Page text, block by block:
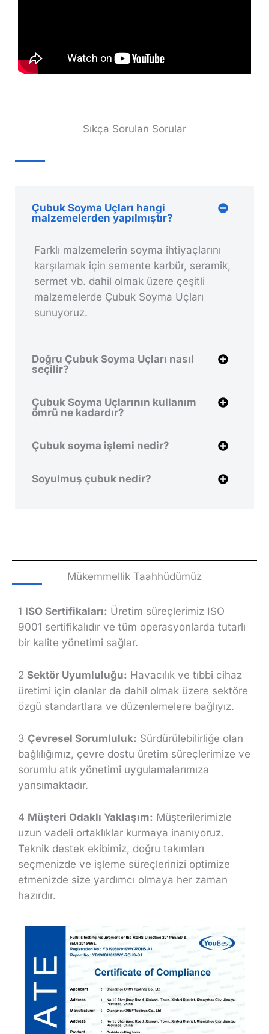
Sıkça Sorulan Sorular
Çubuk Soyma Uçları hangi
malzemelerden yapılmıştır?
Farklı malzemelerin soyma ihtiyaçlarını
karşılamak için semente karbür, seramik,
sermet vb. dahil olmak üzere çeşitli
malzemelerde Çubuk Soyma Uçları
sunuyoruz.
Doğru Çubuk Soyma Uçları nasıl
seçilir?
Çubuk Soyma Uçlarının kullanım
ömrü ne kadardır?
Çubuk soyma işlemi nedir?
Soyulmuş çubuk nedir?
Mükemmellik Taahhüdümüz
1 ISO Sertifikaları: Üretim süreçlerimiz ISO
9001 sertifikalıdır ve tüm operasyonlarda tutarlı
bir kalite yönetimi sağlar.
2 Sektör Uyumluluğu: Havacılık ve tıbbi cihaz
üretimi için olanlar da dahil olmak üzere sektöre
özgü standartlara ve düzenlemelere bağlıyız.
3 Çevresel Sorumluluk: Sürdürülebilirliğe olan
bağlılığımız, çevre dostu üretim süreçlerimize ve
sorumlu atık yönetimi uygulamalarımıza
yansımaktadır.
4 Müşteri Odaklı Yaklaşım: Müşterilerimizle
uzun vadeli ortaklıklar kurmaya inanıyoruz.
Teknik destek ekibimiz, doğru takımları
seçmenizde ve işleme süreçlerinizi optimize
etmenizde size yardımcı olmaya her zaman
hazırdır.